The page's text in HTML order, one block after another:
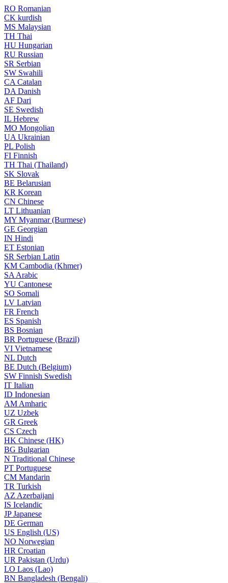
RO Romanian
CK kurdish
MS Malaysian
TH Thai
HU Hungarian
RU Russian
SR Serbian
SW Swahili
CA Catalan
DA Danish
AF Dari
SE Swedish
IL Hebrew
MO Mongolian
UA Ukrainian
PL Polish
FI Finnish
TH Thai (Thailand)
SK Slovak
BE Belarusian
KR Korean
CN Chinese
LT Lithuanian
MY Myanmar (Burmese)
GE Georgian
IN Hindi
ET Estonian
SR Serbian Latin
KM Cambodia (Khmer)
SA Arabic
YU Cantonese
SO Somali
LV Latvian
FR French
ES Spanish
BS Bosnian
BR Portuguese (Brazil)
VI Vietnamese
NL Dutch
BE Dutch (Belgium)
SW Finnish Swedish
IT Italian
ID Indonesian
AM Amharic
UZ Uzbek
GR Greek
CS Czech
HK Chinese (HK)
BG Bulgarian
N Traditional Chinese
PT Portuguese
CM Mandarin
TR Turkish
AZ Azerbaijani
IS Icelandic
JPJapanese
DE German
US English (US)
NO Norwegian
HR Croatian
UR Pakistan (Urdu)
LO Laos (Lao)
BN Bangladesh (Bengali)